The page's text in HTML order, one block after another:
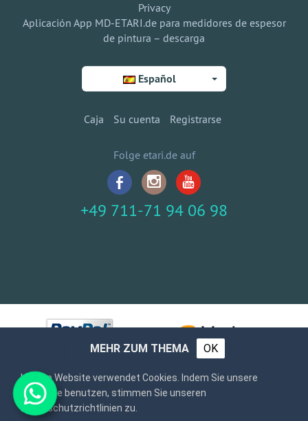
Privacy
Aplicación App MD-ETARI.de para medidores de espesor
de pintura – descarga
Español
Caja Su cuenta Registrarse
Folge etari.de auf
+49 711-71 94 06 98
MEHR ZUM THEMA OK
Unsere Website verwendet Cookies. Indem Sie unsere
Webseite benutzen, stimmen Sie unseren
Datenschutzrichtlinien zu.